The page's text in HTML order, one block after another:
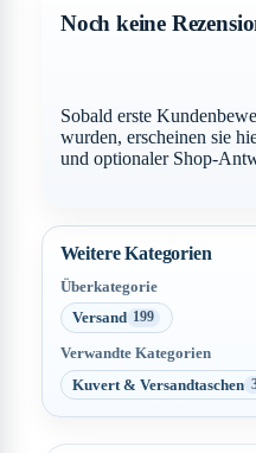
Noch keine
Sobald erste
wurden, erscheinen sie
und optionaler Shop-
Weitere Kategorien
Überkategorie
Versand 199
Verwandte Kategorien
Kuvert & Versandtaschen